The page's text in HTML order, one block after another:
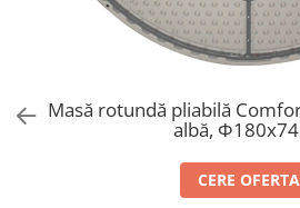
Masă rotundă pliabilă
albă,
CERE OFERTA